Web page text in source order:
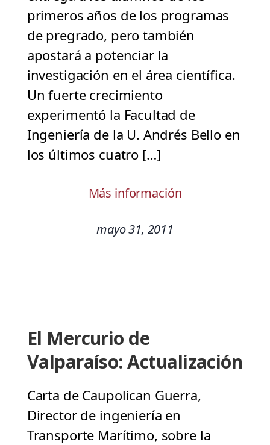
primeros años de los programas
de pregrado, pero también
apostará a potenciar la
investigación en el área científica.
Un fuerte crecimiento
experimentó la Facultad de
Ingeniería de la U. Andrés Bello en
los últimos cuatro […]
Más información
mayo 31, 2011
El Mercurio de
Valparaíso: Actualización
Carta de Caupolican Guerra,
Director de ingeniería en
Transporte Marítimo, sobre la